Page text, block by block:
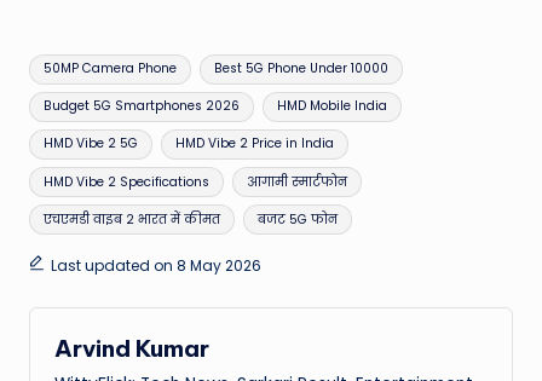
Tags:
50MP Camera Phone Best 5G Phone Under 10000
Budget 5G Smartphones 2026 HMD Mobile India
HMD Vibe 2 5G HMD Vibe 2 Price in India
HMD Vibe 2 Specifications आगामी स्मार्टफोन
एचएमडी वाइब 2 भारत में कीमत बजट 5G फोन
Last updated on 8 May 2026
Arvind Kumar